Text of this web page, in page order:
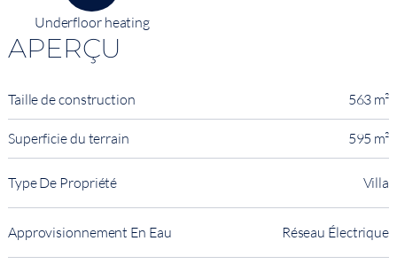
Underfloor heating
APERÇU
Taille de construction 563 m²
Superficie du terrain 595 m²
Type De Propriété Villa
Approvisionnement En Eau Réseau Électrique